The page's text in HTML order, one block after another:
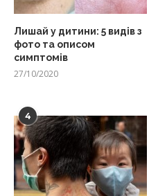
Лишай у дитини: 5 видів з
фото та описом
симптомів
27/10/2020
4